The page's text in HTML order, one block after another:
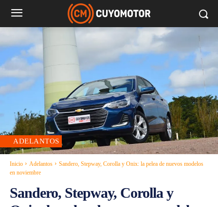
ADELANTOS
Inicio Adelantos
Sandero, Stepway, Corolla y Onix: la pelea de nuevos modelos
en noviembre
Sandero, Stepway, Corolla y